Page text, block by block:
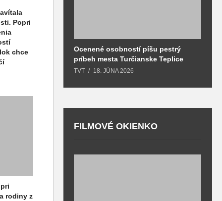
Popri
chce
rodiny z
Ocenené osobností píšu pestrý
príbeh mesta Turčianske Teplice
TVT 18. JÚNA 2026
FILMOVÉ OKIENKO